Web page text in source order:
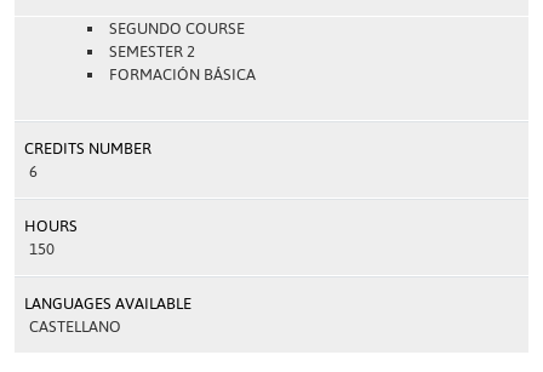
SEGUNDO COURSE
SEMESTER 2
FORMACIÓN BÁSICA
CREDITS NUMBER
6
HOURS
150
LANGUAGES AVAILABLE
CASTELLANO